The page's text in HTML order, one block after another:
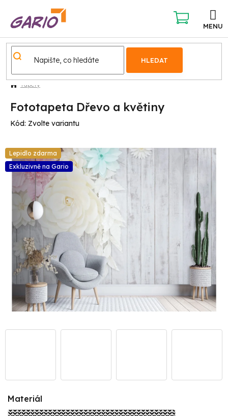
obsah
HLEDAT
NÁKUPNÍ
KOŠÍK
Tapety
Fototapeta Dřevo a květiny
Kód: Zvolte variantu
Lepidlo zdarma
Exkluzivně na Gario
Materiál